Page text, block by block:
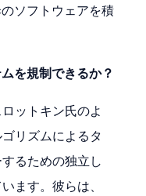
ソフトウェアを積
を規制できるか？
ットキン氏のよ
リズムによるタ
るための独立し
ます。彼らは、